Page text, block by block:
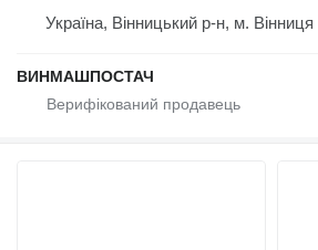
Україна, Вінницький р-н, м. Вінниця
ВИНМАШПОСТАЧ